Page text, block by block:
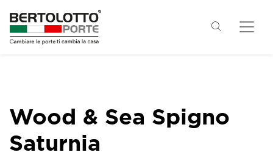
Wood & Sea Spigno
Saturnia